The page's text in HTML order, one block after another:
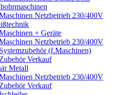
Netzbetrieb 230/400V
+ Geräte
Netzbetrieb 230/400V
Systemzubehör (f.Maschinen)
Zubehör Verkauf
Metall
Netzbetrieb 230/400V
Zubehör Verkauf